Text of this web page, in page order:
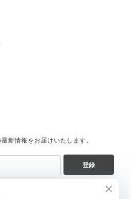
新情報をお届けいたします。
登録